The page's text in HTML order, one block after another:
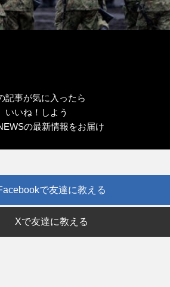
記事が気に入ったら
いいね！しよう
の最新情報をお届け
で友達に教える
Xで友達に教える